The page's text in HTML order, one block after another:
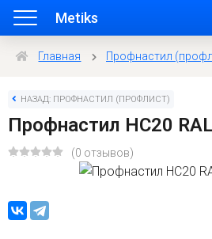
Metiks
Главная Профнастил
НАЗАД: ПРОФНАСТИЛ (ПРОФЛИСТ)
Профнастил HC20
(0 отзывов)